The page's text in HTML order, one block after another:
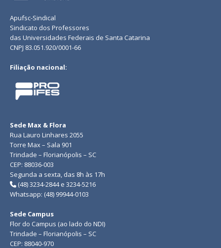
Apufsc-Sindical
Sindicato dos Professores
das Universidades Federais de Santa Catarina
CNPJ 83.051.920/0001-66
Filiação nacional:
Sede Max & Flora
Rua Lauro Linhares 2055
Torre Max – Sala 901
Trindade – Florianópolis – SC
CEP: 88036-003
Segunda a sexta, das 8h às 17h
(48) 3234-2844 e 3234-5216
Whatsapp: (48) 99944-0103
Sede Campus
Flor do Campus (ao lado do NDI)
Trindade – Florianópolis – SC
CEP: 88040-970